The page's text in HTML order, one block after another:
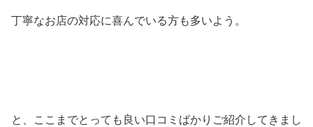
丁寧なお店の対応に喜んでいる方も多いよう。
と、ここまでとっても良い口コミばかりご紹介してきまし